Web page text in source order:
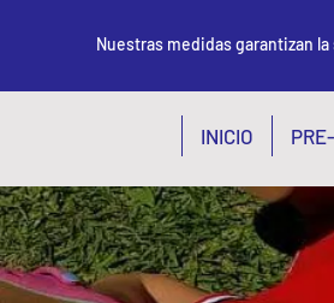
Nuestras medidas garantizan
INICIO